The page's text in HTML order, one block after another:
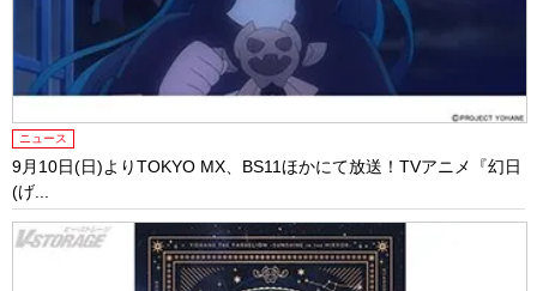
ニュース
9月10日(日)よりTOKYO MX、BS11ほかにて放送！TVアニメ『幻日
(げ...